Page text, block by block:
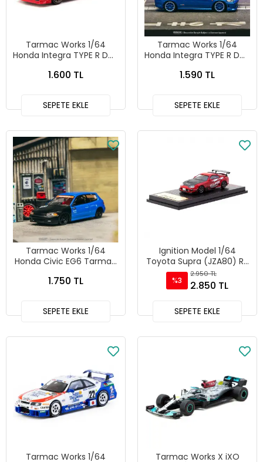
Tarmac Works 1/64
Honda Integra TYPE R DC5
T64R-TL022-RE
1.600 TL
SEPETE EKLE
Tarmac Works 1/64
Honda Integra TYPE R DC5
ROAD64 T64R-TL022-BL
1.590 TL
SEPETE EKLE
Tarmac Works 1/64
Honda Civic EG6 Tarmac
HOBBY64 T64-TL001-10TH
1.750 TL
SEPETE EKLE
Ignition Model 1/64
Toyota Supra (JZA80) RZ
Red - Tarmac Special
Edition IG3841
%3
2.950 TL
2.850 TL
SEPETE EKLE
Tarmac Works 1/64
Tarmac Works X iXO